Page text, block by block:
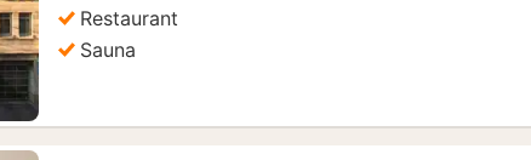
Restaurant
Sauna